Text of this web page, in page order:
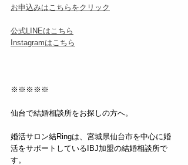
お申込みはこちらをクリック
公式LINEはこちら
Instagramはこちら
※※※※※
仙台で結婚相談所をお探しの方へ。
婚活サロン結Ringは、宮城県仙台市を中心に婚
活をサポートしているIBJ加盟の結婚相談所で
す。